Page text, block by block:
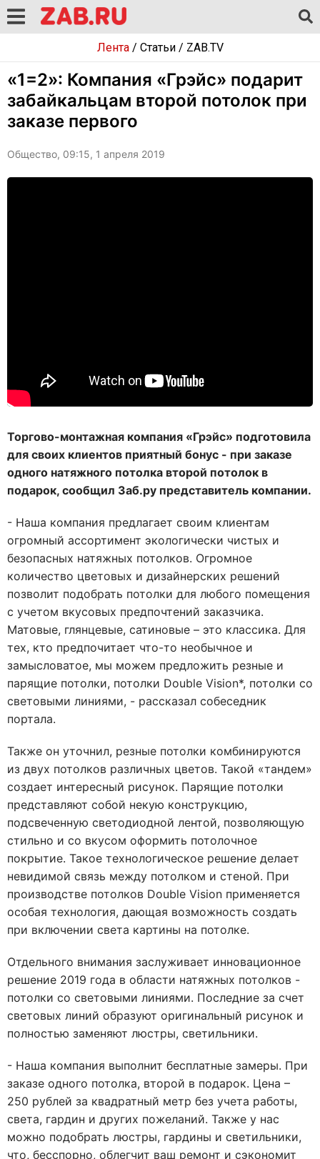
Лента/ Статьи/ ZAB.TV
«1=2»: Компания «Грэйс» подарит
забайкальцам второй потолок при
заказе первого
Общество, 09:15, 1 апреля 2019
Торгово-монтажная компания «Грэйс» подготовила
для своих клиентов приятный бонус - при заказе
одного натяжного потолка второй потолок в
подарок, сообщил Заб.ру представитель компании.
- Наша компания предлагает своим клиентам
огромный ассортимент экологически чистых и
безопасных натяжных потолков. Огромное
количество цветовых и дизайнерских решений
позволит подобрать потолки для любого помещения
с учетом вкусовых предпочтений заказчика.
Матовые, глянцевые, сатиновые – это классика. Для
тех, кто предпочитает что-то необычное и
замысловатое, мы можем предложить резные и
парящие потолки, потолки Double Vision*, потолки со
световыми линиями, - рассказал собеседник
портала.
Также он уточнил, резные потолки комбинируются
из двух потолков различных цветов. Такой «тандем»
создает интересный рисунок. Парящие потолки
представляют собой некую конструкцию,
подсвеченную светодиодной лентой, позволяющую
стильно и со вкусом оформить потолочное
покрытие. Такое технологическое решение делает
невидимой связь между потолком и стеной. При
производстве потолков Double Vision применяется
особая технология, дающая возможность создать
при включении света картины на потолке.
Отдельного внимания заслуживает инновационное
решение 2019 года в области натяжных потолков -
потолки со световыми линиями. Последние за счет
световых линий образуют оригинальный рисунок и
полностью заменяют люстры, светильники.
- Наша компания выполнит бесплатные замеры. При
заказе одного потолка, второй в подарок. Цена –
250 рублей за квадратный метр без учета работы,
света, гардин и других пожеланий. Также у нас
можно подобрать люстры, гардины и светильники,
что, бесспорно, облегчит ваш ремонт и сэкономит